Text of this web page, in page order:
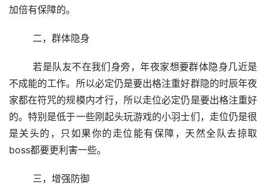
加倍有保障的。
	二，群体隐身
	若是队友不在我们身旁，年夜家想要群体隐身几近是
不成能的工作。所以必定仍是要出格注重好群隐的时辰年夜
家都在符咒的规模内才行，所以走位必定仍是要出格注重好
的。特别是低于一些刚起头玩游戏的小羽士们，走位仍是很
是关头的，只如果你的走位能有保障，天然全队去掠取
boss都要更利害一些。
	三，增强防御